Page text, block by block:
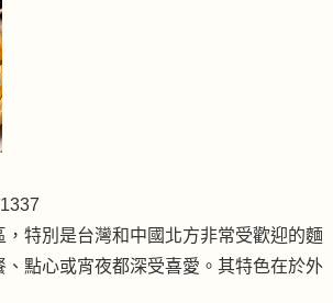
，特別是台灣和中國北方非常受歡迎的麵
、點心或宵夜都深受喜愛。其特色在於外